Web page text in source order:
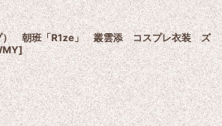
） 朝班「R1ze」 叢雲添 コスプレ衣装 ズ
]